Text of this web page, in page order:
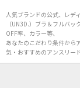
人気ブランドの公式、レデ
（UN3D.）ブラ＆フルバ
OFF率、カラー等、
あなたのこだわり条件から
気・おすすめのアンスリー